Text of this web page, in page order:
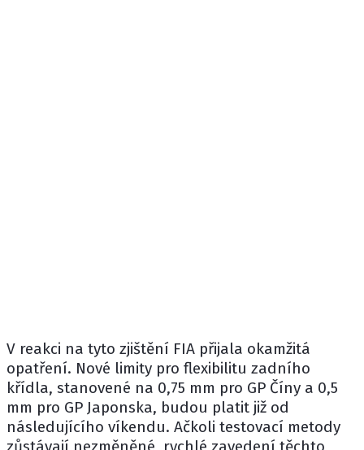
V reakci na tyto zjištění FIA přijala okamžitá
opatření. Nové limity pro flexibilitu zadního
křídla, stanovené na 0,75 mm pro GP Číny a 0,5
mm pro GP Japonska, budou platit již od
následujícího víkendu. Ačkoli testovací metody